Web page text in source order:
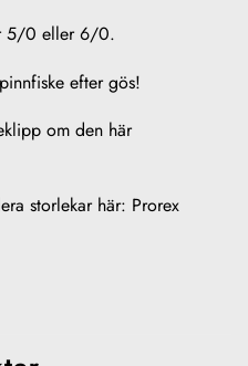
5/0 eller 6/0.
efter gös!
om den här
storlekar här: Prorex